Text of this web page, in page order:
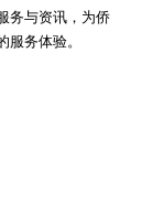
务与资讯，为侨
服务体验。